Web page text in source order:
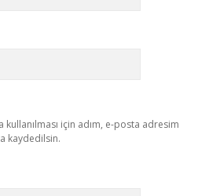
için adım, e-posta adresim
kaydedilsin.